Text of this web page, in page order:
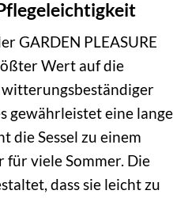
GARDEN PLEASURE
Wert auf die
gewährleistet eine lange
die Sessel zu einem
für viele Sommer. Die
dass sie leicht zu